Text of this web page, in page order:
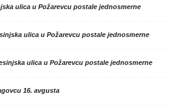
ulica u Požarevcu postale jednosmerne
ulica u Požarevcu postale jednosmerne
ulica u Požarevcu postale jednosmerne
16. avgusta